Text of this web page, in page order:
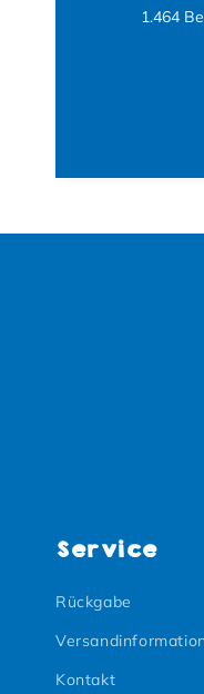
1.464
Service
Rückgabe
Kontakt